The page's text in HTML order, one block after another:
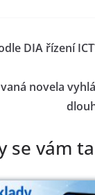
DIA řízení
novela
se vám